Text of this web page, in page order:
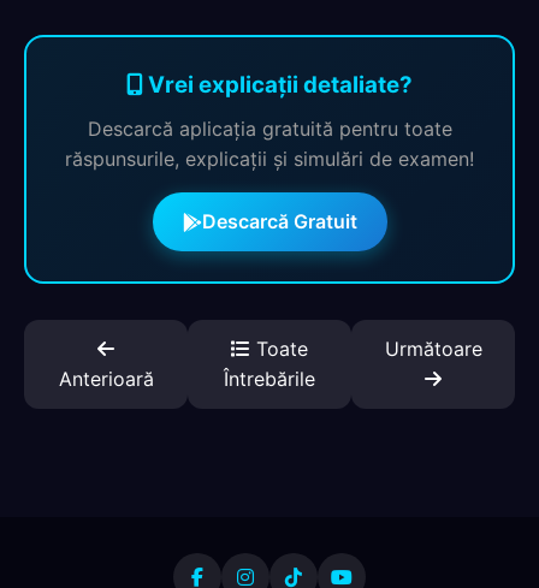
Vrei explicații detaliate?
Descarcă aplicația gratuită pentru toate
răspunsurile, explicații și simulări de examen!
Descarcă Gratuit
Anterioară
Toate
Întrebările
Următoare